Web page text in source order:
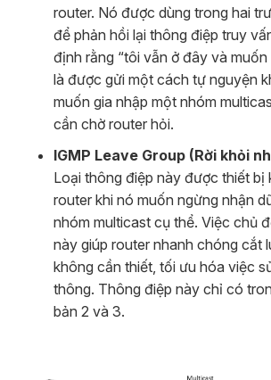
router. Nó được dùng trong hai
để phản hồi lại thông điệp truy
định rằng “tôi vẫn ở đây và muốn
là được gửi một cách tự nguyện
muốn gia nhập một nhóm
cần chờ router hỏi.
IGMP Leave Group (Rời khỏi
Loại thông điệp này được thiết bị
router khi nó muốn ngừng nhận
nhóm multicast cụ thể. Việc chủ
này giúp router nhanh chóng cắt
không cần thiết, tối ưu hóa việc
thông. Thông điệp này chỉ có
bản 2 và 3.